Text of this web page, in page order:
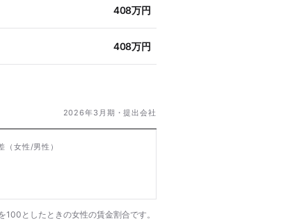
408万円
408万円
2026年3月期・提出会社
（女性/男性）
としたときの女性の賃金割合です。